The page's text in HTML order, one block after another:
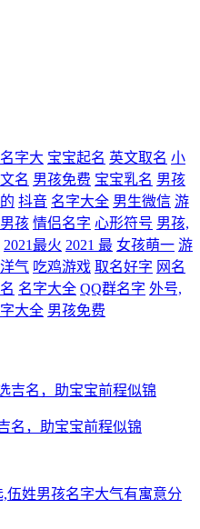
字大 宝宝起名 英文取名 小
名 男孩免费 宝宝乳名 男孩
抖音 名字大全 男生微信 游
孩 情侣名字 心形符号 男孩,
2021最火 2021 最 女孩萌一 游
气 吃鸡游戏 取名好字 网名
名字大全 QQ群名字 外号,
大全 男孩免费
名，助宝宝前程似锦